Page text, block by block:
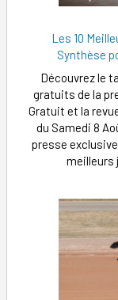
Les 10
Synthèse
Découvrez le
gratuits de la
Gratuit et la
du Samedi 8
presse
meilleurs